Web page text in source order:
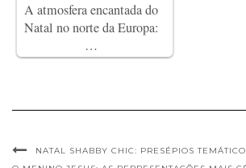
A atmosfera encantada do
Natal no norte da Europa:
…
NATAL SHABBY CHIC: PRESÉPIOS